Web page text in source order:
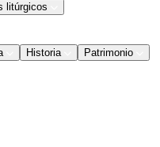
litúrgicos
Historia
Patrimonio